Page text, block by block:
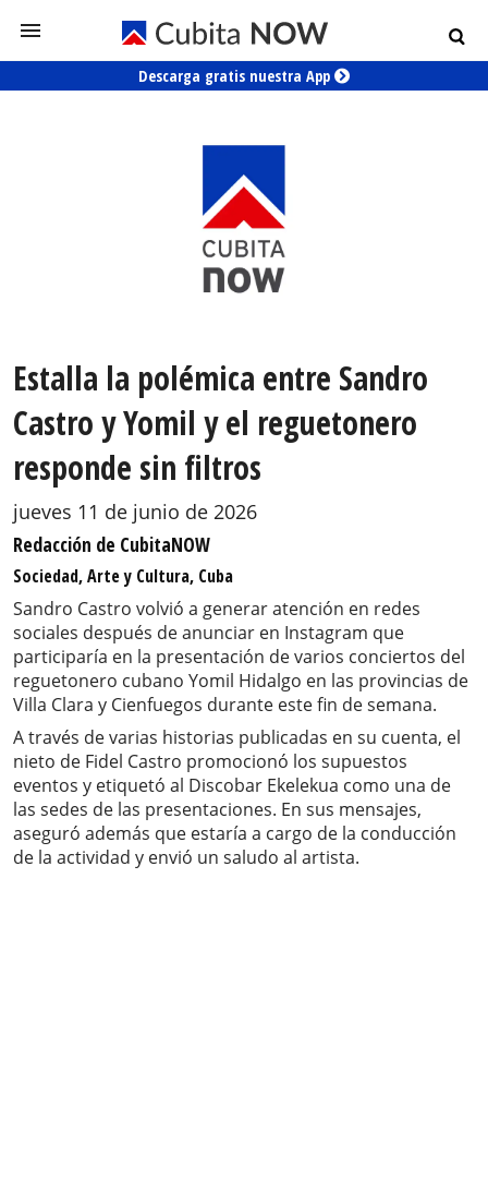
Descarga gratis nuestra App
Estalla la polémica entre Sandro
Castro y Yomil y el reguetonero
responde sin filtros
jueves 11 de junio de 2026
Redacción de CubitaNOW
Sociedad, Arte y Cultura, Cuba
Sandro Castro volvió a generar atención en redes
sociales después de anunciar en Instagram que
participaría en la presentación de varios conciertos del
reguetonero cubano Yomil Hidalgo en las provincias de
Villa Clara y Cienfuegos durante este fin de semana.
A través de varias historias publicadas en su cuenta, el
nieto de Fidel Castro promocionó los supuestos
eventos y etiquetó al Discobar Ekelekua como una de
las sedes de las presentaciones. En sus mensajes,
aseguró además que estaría a cargo de la conducción
de la actividad y envió un saludo al artista.